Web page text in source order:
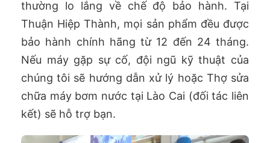
thường lo lắng về chế độ bảo hành. Tại
Thuận Hiệp Thành, mọi sản phẩm đều được
bảo hành chính hãng từ 12 đến 24 tháng.
Nếu máy gặp sự cố, đội ngũ kỹ thuật của
chúng tôi sẽ hướng dẫn xử lý hoặc Thợ sửa
chữa máy bơm nước tại Lào Cai (đối tác liên
kết) sẽ hỗ trợ bạn.